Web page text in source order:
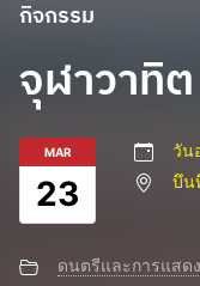
กิจกรรม
จุฬาวาทิต
MAR
23
วัน
บึน
ดนตรีและการแสดง